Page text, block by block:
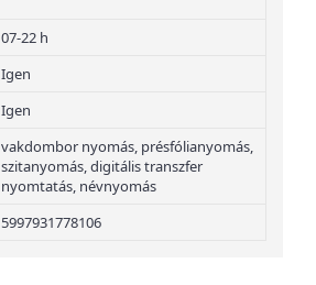
07-22 h
Igen
Igen
vakdombor nyomás, présfólianyomás,
szitanyomás, digitális transzfer
nyomtatás, névnyomás
5997931778106